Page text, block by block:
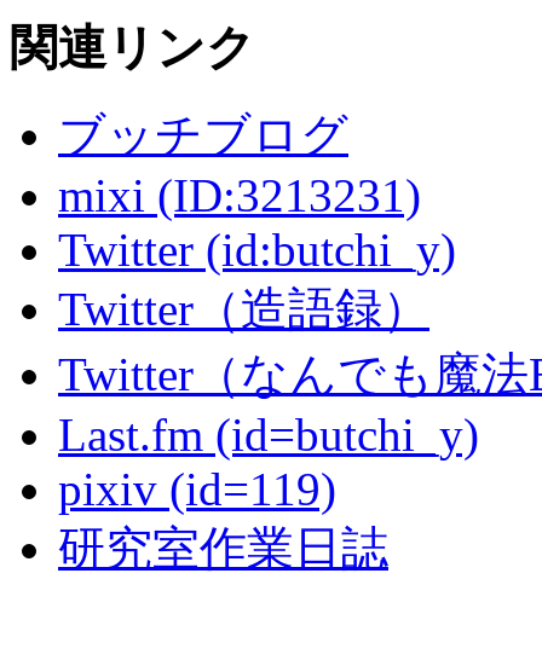
関連リンク
ブッチブログ
mixi (ID:3213231)
Twitter (id:butchi_y)
Twitter（造語録）
Twitter（なんでも魔法
Last.fm (id=butchi_y)
pixiv (id=119)
研究室作業日誌